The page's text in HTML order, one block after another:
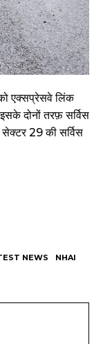
एक्सप्रेसवे लिंक
दोनों तरफ़ सर्विस
सेक्टर 29 की सर्विस
NEWS
NHAI